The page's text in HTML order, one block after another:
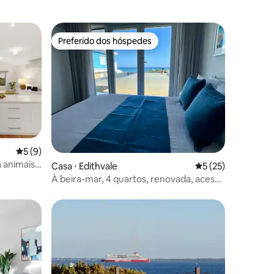
a
os
5 de uma avaliação média de 5, 9 avaliações
5 (9)
animais
Preferido dos hóspedes
Preferido dos hóspedes
Casa ⋅ Edithvale 5 de uma
5 (25)
À beira-mar, 4 quartos, renovada, acesso